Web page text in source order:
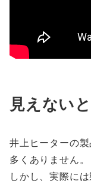
見えない
井上ヒーターの
多くありません。
しかし、実際に